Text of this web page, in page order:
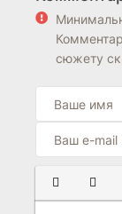
сюжету